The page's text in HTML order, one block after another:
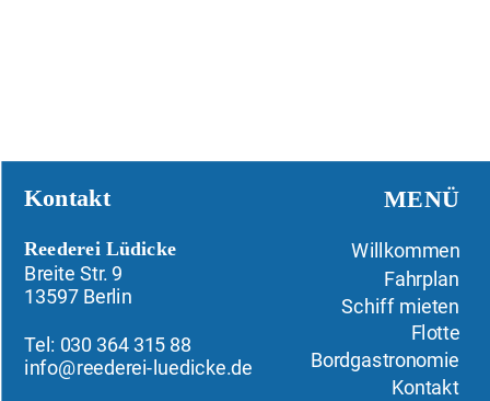
MENÜ
Willkommen
Fahrplan
Schiff mieten
Flotte
Bordgastronomie
Kontakt
Kontakt
Reederei Lüdicke
Breite Str. 9
13597 Berlin
Tel: 030 364 315 88
info@reederei-luedicke.de